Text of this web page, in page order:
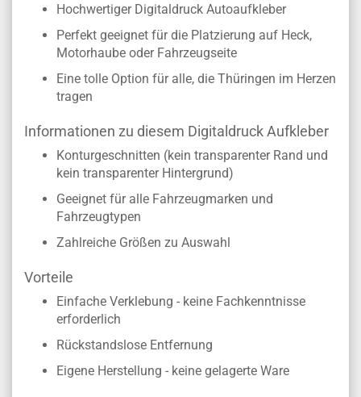
Hochwertiger Digitaldruck Autoaufkleber
Perfekt geeignet für die Platzierung auf Heck,
Motorhaube oder Fahrzeugseite
Eine tolle Option für alle, die Thüringen im Herzen
tragen
Informationen zu diesem Digitaldruck Aufkleber
Konturgeschnitten (kein transparenter Rand und
kein transparenter Hintergrund)
Geeignet für alle Fahrzeugmarken und
Fahrzeugtypen
Zahlreiche Größen zu Auswahl
Vorteile
Einfache Verklebung - keine Fachkenntnisse
erforderlich
Rückstandslose Entfernung
Eigene Herstellung - keine gelagerte Ware